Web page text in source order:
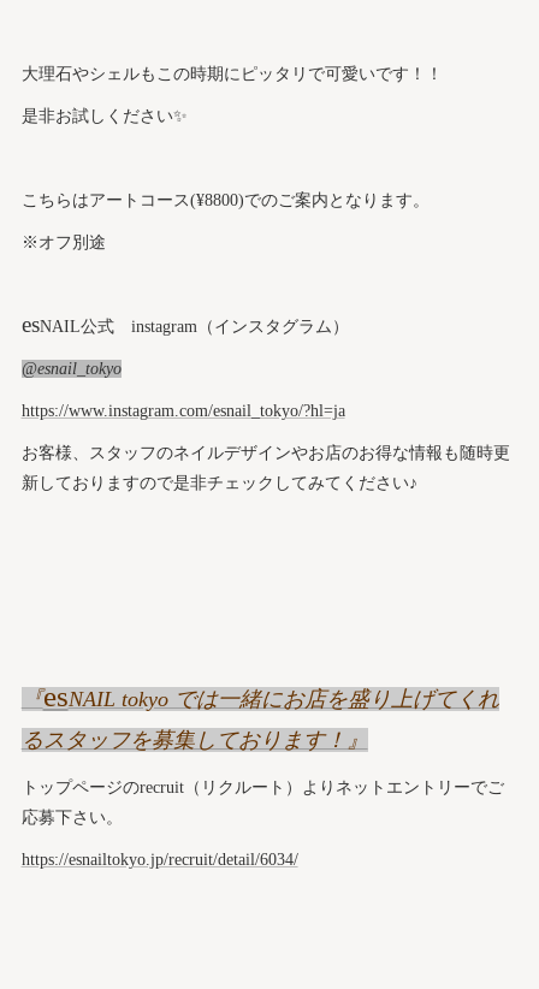
大理石やシェルもこの時期にピッタリで可愛いです！！
是非お試しください✨
こちらはアートコース(¥8800)でのご案内となります。
※オフ別途
esNAIL公式 instagram（インスタグラム）
@esnail_tokyo
https://www.instagram.com/esnail_tokyo/?hl=ja
お客様、スタッフのネイルデザインやお店のお得な情報も随時更
新しておりますので是非チェックしてみてください♪
『esNAIL tokyo では一緒にお店を盛り上げてくれ
るスタッフを募集しております！』
トップページのrecruit（リクルート）よりネットエントリーでご
応募下さい。
https://esnailtokyo.jp/recruit/detail/6034/